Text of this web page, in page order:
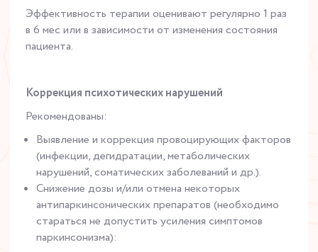
Эффективность терапии оценивают регулярно 1 раз
в 6 мес или в зависимости от изменения состояния
пациента.
Коррекция психотических нарушений
Рекомендованы:
Выявление и коррекция провоцирующих факторов
(инфекции, дегидратации, метаболических
нарушений, соматических заболеваний и др.).
Снижение дозы и/или отмена некоторых
антипаркинсонических препаратов (необходимо
стараться не допустить усиления симптомов
паркинсонизма):